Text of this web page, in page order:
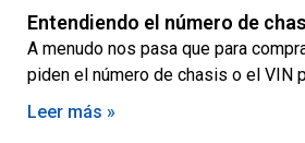
Entendiendo el número de
A menudo nos pasa que para
piden el número de chasis o el VIN
Leer más »